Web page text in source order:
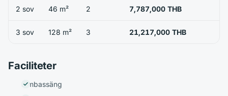
2 sov 46 m² 2 7,787,000 THB
3 sov 128 m² 3 21,217,000 THB
Faciliteter
Simbassäng